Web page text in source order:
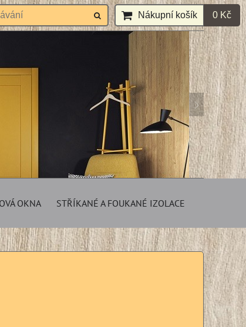
Nákupní košík 0 Kč
OKNA STŘÍKANÉ A FOUKANÉ IZOLACE